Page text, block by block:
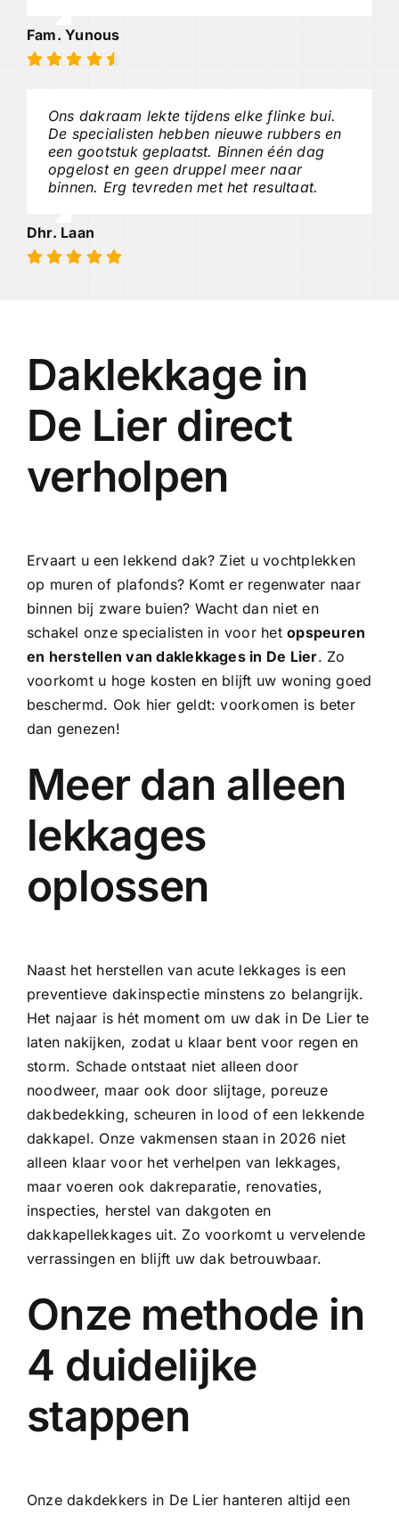
Fam. Yunous
Ons dakraam lekte tijdens elke flinke bui.
De specialisten hebben nieuwe rubbers en
een gootstuk geplaatst. Binnen één dag
opgelost en geen druppel meer naar
binnen. Erg tevreden met het resultaat.
Dhr. Laan
Daklekkage in
De Lier direct
verholpen
Ervaart u een lekkend dak? Ziet u vochtplekken
op muren of plafonds? Komt er regenwater naar
binnen bij zware buien? Wacht dan niet en
schakel onze specialisten in voor hetopspeuren
en herstellen van daklekkages in De Lier. Zo
voorkomt u hoge kosten en blijft uw woning goed
beschermd. Ook hier geldt: voorkomen is beter
dan genezen!
Meer dan alleen
lekkages
oplossen
Naast het herstellen van acute lekkages is een
preventieve dakinspectie minstens zo belangrijk.
Het najaar is hét moment om uw dak in De Lier te
laten nakijken, zodat u klaar bent voor regen en
storm. Schade ontstaat niet alleen door
noodweer, maar ook door slijtage, poreuze
dakbedekking, scheuren in lood of een lekkende
dakkapel. Onze vakmensen staan in 2026 niet
alleen klaar voor het verhelpen van lekkages,
maar voeren ook dakreparatie, renovaties,
inspecties, herstel van dakgoten en
dakkapellekkages uit. Zo voorkomt u vervelende
verrassingen en blijft uw dak betrouwbaar.
Onze methode in
4 duidelijke
stappen
Onze dakdekkers in De Lier hanteren altijd een